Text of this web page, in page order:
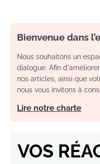
Bienvenue dans
Nous souhaitons un
dialogue. Afin
nos articles, ainsi que
nous vous invitons à
Lire notre charte
VOS